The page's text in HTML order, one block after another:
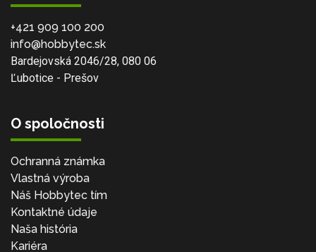
+421 909 100 200
info@hobbytec.sk
Bardejovská 2046/28, 080 06
Ľubotice - Prešov
O spoločnosti
Ochranná známka
Vlastná výroba
Náš Hobbytec tím
Kontaktné údaje
Naša história
Kariéra